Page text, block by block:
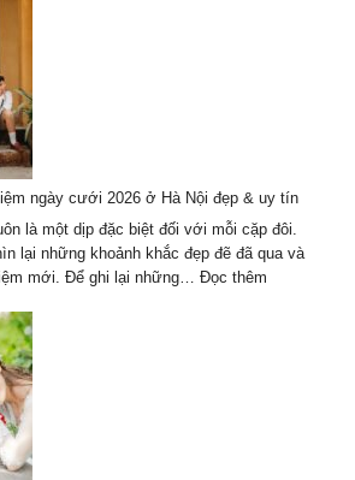
ngày cưới 2026 ở Hà Nội đẹp & uy tín
là một dịp đặc biệt đối với mỗi cặp đôi.
lại những khoảnh khắc đẹp đẽ đã qua và
mới. Để ghi lại những… Đọc thêm